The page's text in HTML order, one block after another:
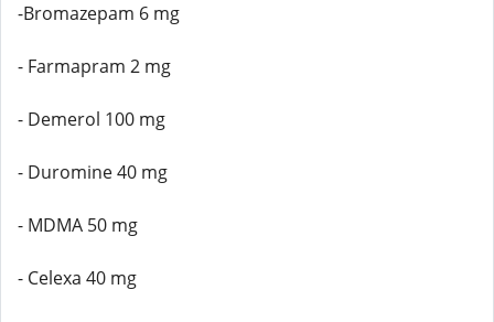
-Bromazepam 6 mg
- Farmapram 2 mg
- Demerol 100 mg
- Duromine 40 mg
- MDMA 50 mg
- Celexa 40 mg